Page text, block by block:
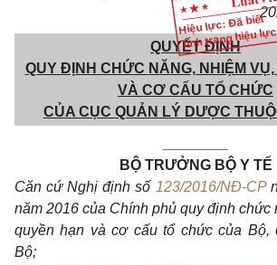
Hiệu lực: Đã biết
Tình trạng hiệu
QUYẾT ĐỊNH
QUY ĐỊNH CHỨC NĂNG, NHIỆM VỤ,
VÀ CƠ CẤU TỔ CHỨC
CỦA CỤC QUẢN LÝ DƯỢC
BỘ TRƯỞNG BỘ Y TẾ
Căn cứ Nghị định số 123/2016/NĐ-CP
năm 2016 của Chính phủ quy định chức
quyền hạn và cơ cấu tổ chức của Bộ,
Bộ;